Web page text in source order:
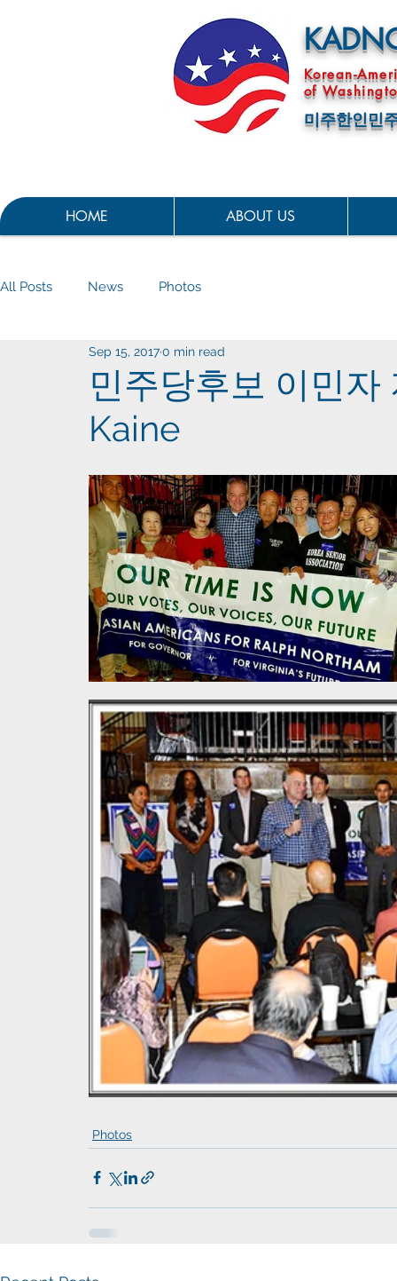
Korean-
of
미주한인민
HOME ABOUT US
All Posts News Photos
민주당후보 이민
Kaine
Sep 15, 20170 min read
Photos